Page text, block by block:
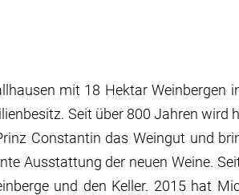
mit 18 Hektar Weinbergen
Seit über 800 Jahren wird
Constantin das Weingut und
Ausstattung der neuen Weine.
und den Keller. 2015 hat